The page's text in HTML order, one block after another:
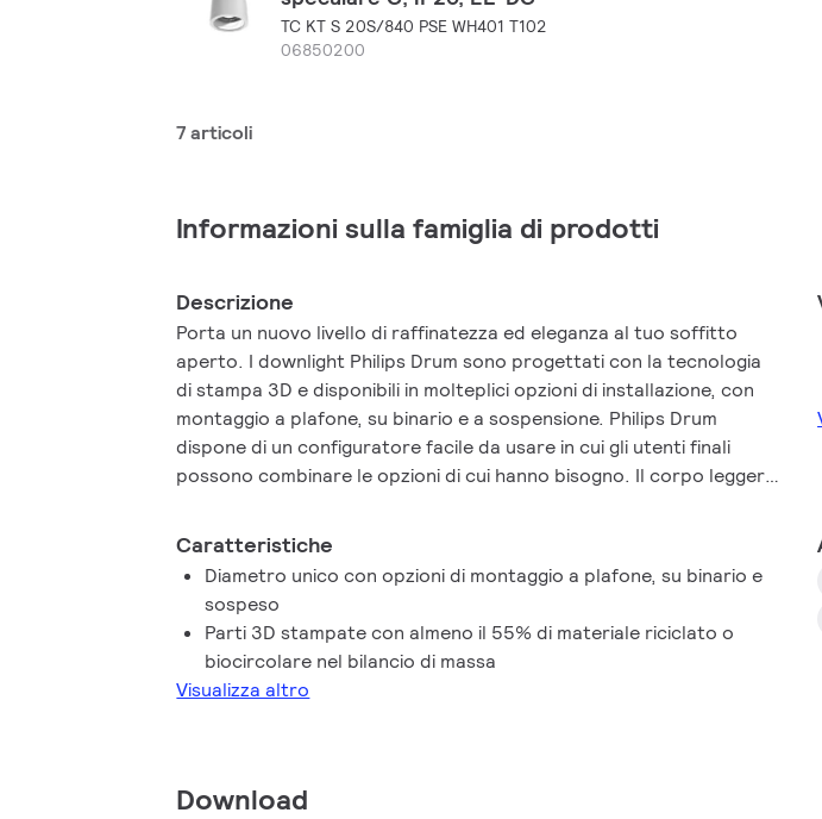
TC KT S 20S/840 PSE WH401 T102
06850200
7 articoli
Informazioni sulla famiglia di prodotti
Descrizione
Porta un nuovo livello di raffinatezza ed eleganza al tuo soffitto
aperto. I downlight Philips Drum sono progettati con la tecnologia
di stampa 3D e disponibili in molteplici opzioni di installazione, con
montaggio a plafone, su binario e a sospensione. Philips Drum
dispone di un configuratore facile da usare in cui gli utenti finali
possono combinare le opzioni di cui hanno bisogno. Il corpo leggero
un'ampia gamma di applicazioni, rendendolo perfetto per qualsiasi
opzioni di emissione luminosa: i downlight Philips Drum offrono
un'esperienza di illuminazione davvero eccezionale.
Caratteristiche
Diametro unico con opzioni di montaggio a plafone, su binario e
sospeso
Parti 3D stampate con almeno il 55% di materiale riciclato o
biocircolare nel bilancio di massa
Visualizza altro
Download